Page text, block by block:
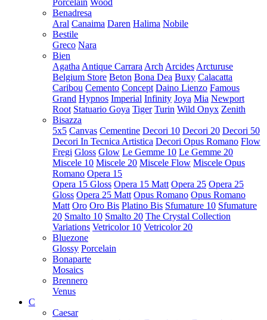
Porcelain Wood
Benadresa
Aral Canaima Daren Halima Nobile
Bestile
Greco Nara
Bien
Agatha Antique Carrara Arch Arcides Arcturuse
Belgium Store Beton Bona Dea Buxy Calacatta
Caribou Cemento Concept Daino Lienzo Famous
Grand Hypnos Imperial Infinity Joya Mia Newport
Root Statuario Goya Tiger Turin Wild Onyx Zenith
Bisazza
5x5 Canvas Cementine Decori 10 Decori 20 Decori 50
Decori In Tecnica Artistica Decori Opus Romano Flow
Fregi Gloss Glow Le Gemme 10 Le Gemme 20
Miscele 10 Miscele 20 Miscele Flow Miscele Opus
Romano Opera 15
Opera 15 Gloss Opera 15 Matt Opera 25 Opera 25
Gloss Opera 25 Matt Opus Romano Opus Romano
Matt Oro Oro Bis Platino Bis Sfumature 10 Sfumature
20 Smalto 10 Smalto 20 The Crystal Collection
Variations Vetricolor 10 Vetricolor 20
Bluezone
Glossy Porcelain
Bonaparte
Mosaics
Brennero
Venus
C
Caesar